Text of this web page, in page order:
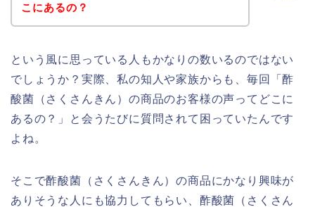
こにあるの？
という風に思っている人もかなりの数いるのではない
でしょうか？実際、私の知人や家族からも、毎回「酢
酸菌（さくさんきん）の商品のお客様の声ってどこに
あるの？」と会うたびに質問されて困っていたんです
よね。
そこで酢酸菌（さくさんきん）の商品にかなり興味が
ありそうな人にも協力してもらい、酢酸菌（さくさん